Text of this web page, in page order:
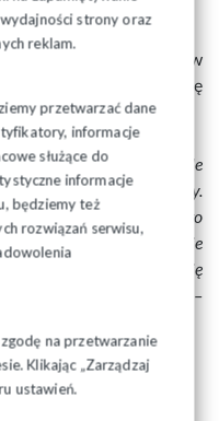
strony oraz
reklam.
przetwarzać dane
informacje
służące do
informacje
będziemy też
rozwiązań serwisu,
na przetwarzanie
Klikając „Zarządzaj
ustawień.
unijne regulacje.
Hennig-Kloska w
że rok 2027 może się
Polski.
Europejską, na ile
w życie tej dyrektywy.
krajów jak Polska to
i transport mogą nie
to wówczas okazać się
nie możemy dopuścić –